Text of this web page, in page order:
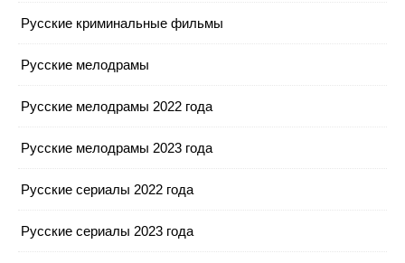
Русские криминальные фильмы
Русские мелодрамы
Русские мелодрамы 2022 года
Русские мелодрамы 2023 года
Русские сериалы 2022 года
Русские сериалы 2023 года